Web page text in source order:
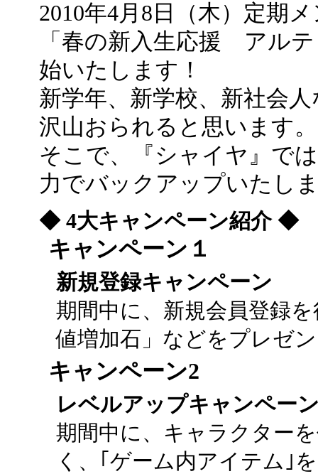
2010年4月8日（木）定期
「春の新入生応援 アル
始いたします！
新学年、新学校、新社会
沢山おられると思います。
そこで、『シャイヤ』で
力でバックアップいたし
◆ 4大キャンペーン紹介 ◆
キャンペーン１
新規登録キャンペーン
期間中に、新規会員登録
値増加石」などをプレゼ
キャンペーン2
レベルアップキャンペー
期間中に、キャラクター
く、｢ゲーム内アイテム｣